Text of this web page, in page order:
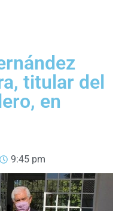
titular del
en
9:45 pm